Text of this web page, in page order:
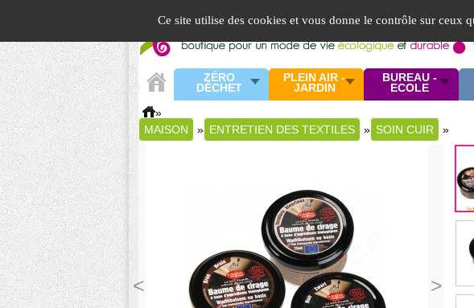
Ce site utilise des cookies et vous donne le contrôle sur ceux
ZÉRO
DÉCHET
PLEIN AIR -
JARDIN
BUREAU -
ECOLE
»
MAISON
» ENTRETIEN DES TEXTILES » SOIN CUIR »
>
<